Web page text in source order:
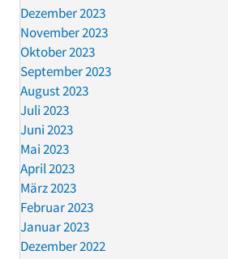
Dezember 2023
November 2023
Oktober 2023
September 2023
August 2023
Juli 2023
Juni 2023
Mai 2023
April 2023
März 2023
Februar 2023
Januar 2023
Dezember 2022